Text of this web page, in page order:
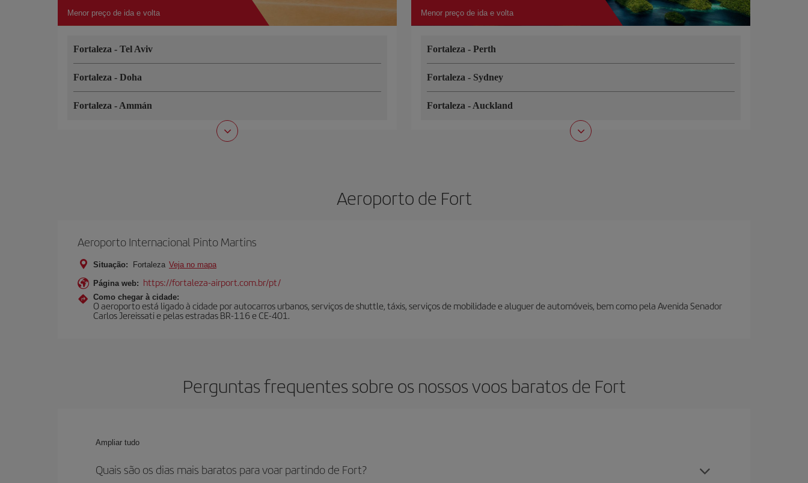
Menor preço de ida e volta
Fortaleza - Tel Aviv
Fortaleza - Doha
Fortaleza - Ammán
Menor preço de ida e volta
Fortaleza - Perth
Fortaleza - Sydney
Fortaleza - Auckland
Aeroporto de Fort
Aeroporto Internacional Pinto Martins
Situação: Fortaleza Veja no mapa
Página web: https://fortaleza-airport.com.br/pt/
Como chegar à cidade:
O aeroporto está ligado à cidade por autocarros urbanos, serviços de shuttle, táxis, serviços de mobilidade e aluguer de automóveis, bem como pela Avenida Senador
Carlos Jereissati e pelas estradas BR-116 e CE-401.
Perguntas frequentes sobre os nossos voos baratos de Fort
Ampliar tudo
Quais são os dias mais baratos para voar partindo de Fort?